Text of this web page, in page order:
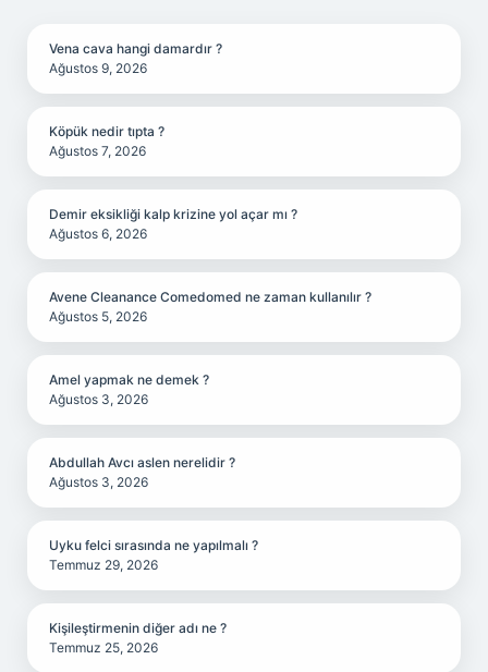
Vena cava hangi damardır ?
Ağustos 9, 2026
Köpük nedir tıpta ?
Ağustos 7, 2026
Demir eksikliği kalp krizine yol açar mı ?
Ağustos 6, 2026
Avene Cleanance Comedomed ne zaman kullanılır ?
Ağustos 5, 2026
Amel yapmak ne demek ?
Ağustos 3, 2026
Abdullah Avcı aslen nerelidir ?
Ağustos 3, 2026
Uyku felci sırasında ne yapılmalı ?
Temmuz 29, 2026
Kişileştirmenin diğer adı ne ?
Temmuz 25, 2026